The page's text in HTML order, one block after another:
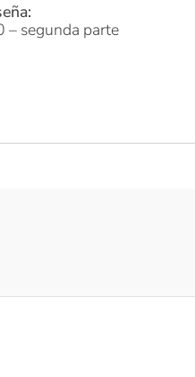
– segunda parte